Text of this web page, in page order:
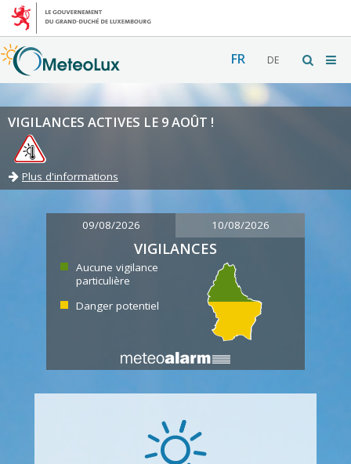
FR DE
VIGILANCES ACTIVES LE 9 AOÛT !
Plus d'informations
09/08/2026 10/08/2026
VIGILANCES
Aucune vigilance
particulière
Danger potentiel